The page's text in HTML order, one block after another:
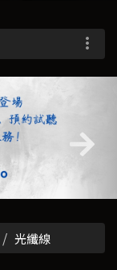
光纖線